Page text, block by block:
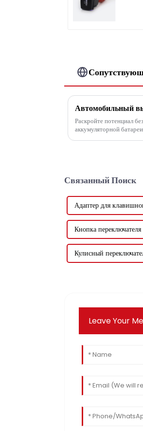
Раскройте потенциал
аккумуляторной
Связанный Поиск
Адаптер для
Кнопка переключателя
Кулисный
Leave Your